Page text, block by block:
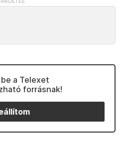
a Telexet
forrásnak!